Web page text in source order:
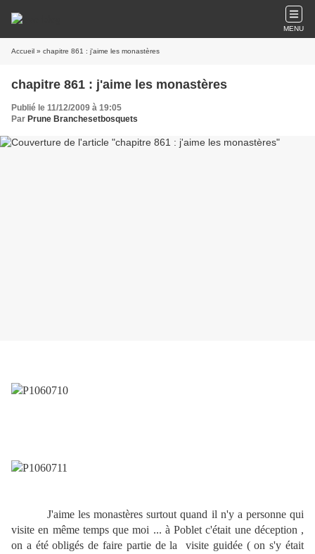
MENU
Accueil » chapitre 861 : j'aime les monastères
chapitre 861 : j'aime les monastères
Publié le 11/12/2009 à 19:05
Par Prune Branchesetbosquets
J'aime les monastères surtout quand il n'y a personne qui
visite en même temps que moi ... à Poblet c'était une déception ,
on a été obligés de faire partie de la visite guidée ( on s'y était